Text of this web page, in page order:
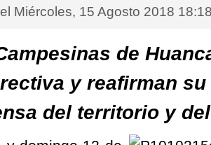
Miércoles, 15 Agosto 2018
de
y reafirman
del territorio y